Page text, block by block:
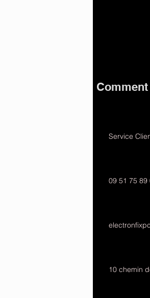
Service
09 51 75 89
10 chemin